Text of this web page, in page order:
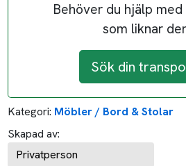
Behöver du hjälp
som liknar
Sök din
Kategori: Möbler / Bord & Stolar
Skapad av:
Privatperson